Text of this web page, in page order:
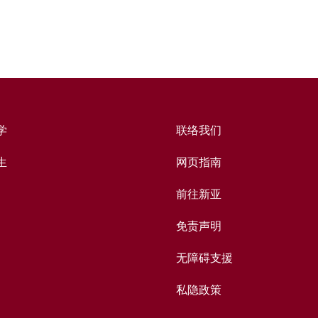
联络我们
网页指南
前往新亚
免责声明
无障碍支援
私隐政策